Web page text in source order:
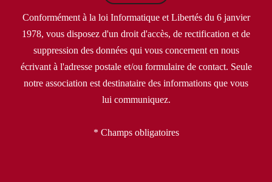
Conformément à la loi Informatique et Libertés du 6 janvier
1978, vous disposez d'un droit d'accès, de rectification et de
suppression des données qui vous concernent en nous
écrivant à l'adresse postale et/ou formulaire de contact. Seule
notre association est destinataire des informations que vous
lui communiquez.
* Champs obligatoires